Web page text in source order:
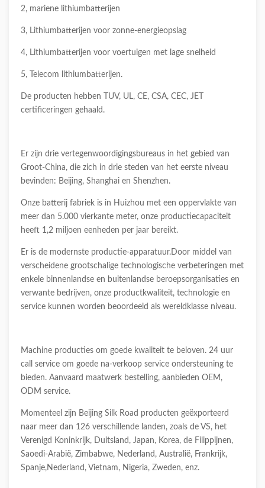
2, mariene lithiumbatterijen
3, Lithiumbatterijen voor zonne-energieopslag
4, Lithiumbatterijen voor voertuigen met lage snelheid
5, Telecom lithiumbatterijen.
De producten hebben TUV, UL, CE, CSA, CEC, JET
certificeringen gehaald.
Er zijn drie vertegenwoordigingsbureaus in het gebied van
Groot-China, die zich in drie steden van het eerste niveau
bevinden: Beijing, Shanghai en Shenzhen.
Onze batterij fabriek is in Huizhou met een oppervlakte van
meer dan 5.000 vierkante meter, onze productiecapaciteit
heeft 1,2 miljoen eenheden per jaar bereikt.
Er is de modernste productie-apparatuur.Door middel van
verscheidene grootschalige technologische verbeteringen met
enkele binnenlandse en buitenlandse beroepsorganisaties en
verwante bedrijven, onze productkwaliteit, technologie en
service kunnen worden beoordeeld als wereldklasse niveau.
Machine producties om goede kwaliteit te beloven. 24 uur
call service om goede na-verkoop service ondersteuning te
bieden. Aanvaard maatwerk bestelling, aanbieden OEM,
ODM service.
Momenteel zijn Beijing Silk Road producten geëxporteerd
naar meer dan 126 verschillende landen, zoals de VS, het
Verenigd Koninkrijk, Duitsland, Japan, Korea, de Filippijnen,
Saoedi-Arabië, Zimbabwe, Nederland, Australië, Frankrijk,
Spanje,Nederland, Vietnam, Nigeria, Zweden, enz.